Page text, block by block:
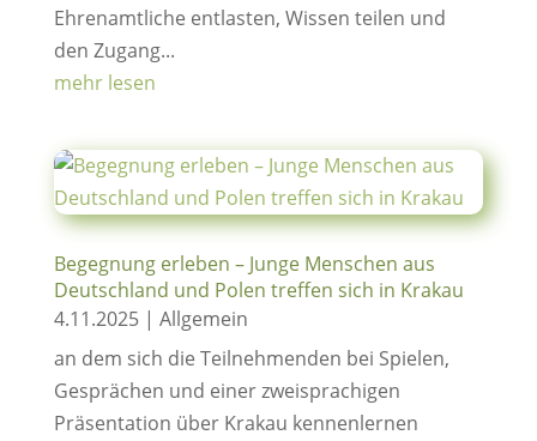
Ehrenamtliche entlasten, Wissen teilen und
den Zugang...
mehr lesen
Begegnung erleben – Junge Menschen aus
Deutschland und Polen treffen sich in Krakau
4.11.2025| Allgemein
an dem sich die Teilnehmenden bei Spielen,
Gesprächen und einer zweisprachigen
Präsentation über Krakau kennenlernen